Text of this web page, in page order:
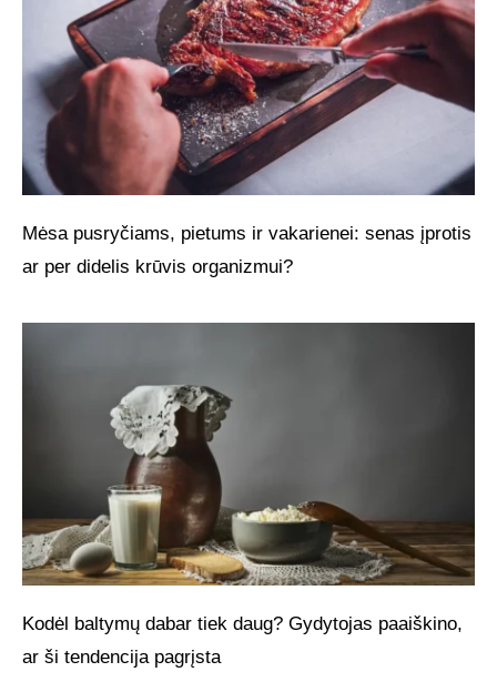
Mėsa pusryčiams, pietums ir vakarienei: senas įprotis
ar per didelis krūvis organizmui?
Kodėl baltymų dabar tiek daug? Gydytojas paaiškino,
ar ši tendencija pagrįsta